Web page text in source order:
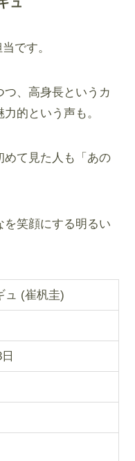
です。
、高身長というカ
的という声も。
めて見た人も「あの
を笑顔にする明るい
ュ (崔杋圭)